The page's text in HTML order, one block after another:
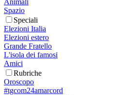
Spazio
Speciali
Elezioni Italia
Elezioni estero
Grande Fratello
L'isola dei famosi
Amici
Rubriche
Oroscopo
#tgcom24amarcord